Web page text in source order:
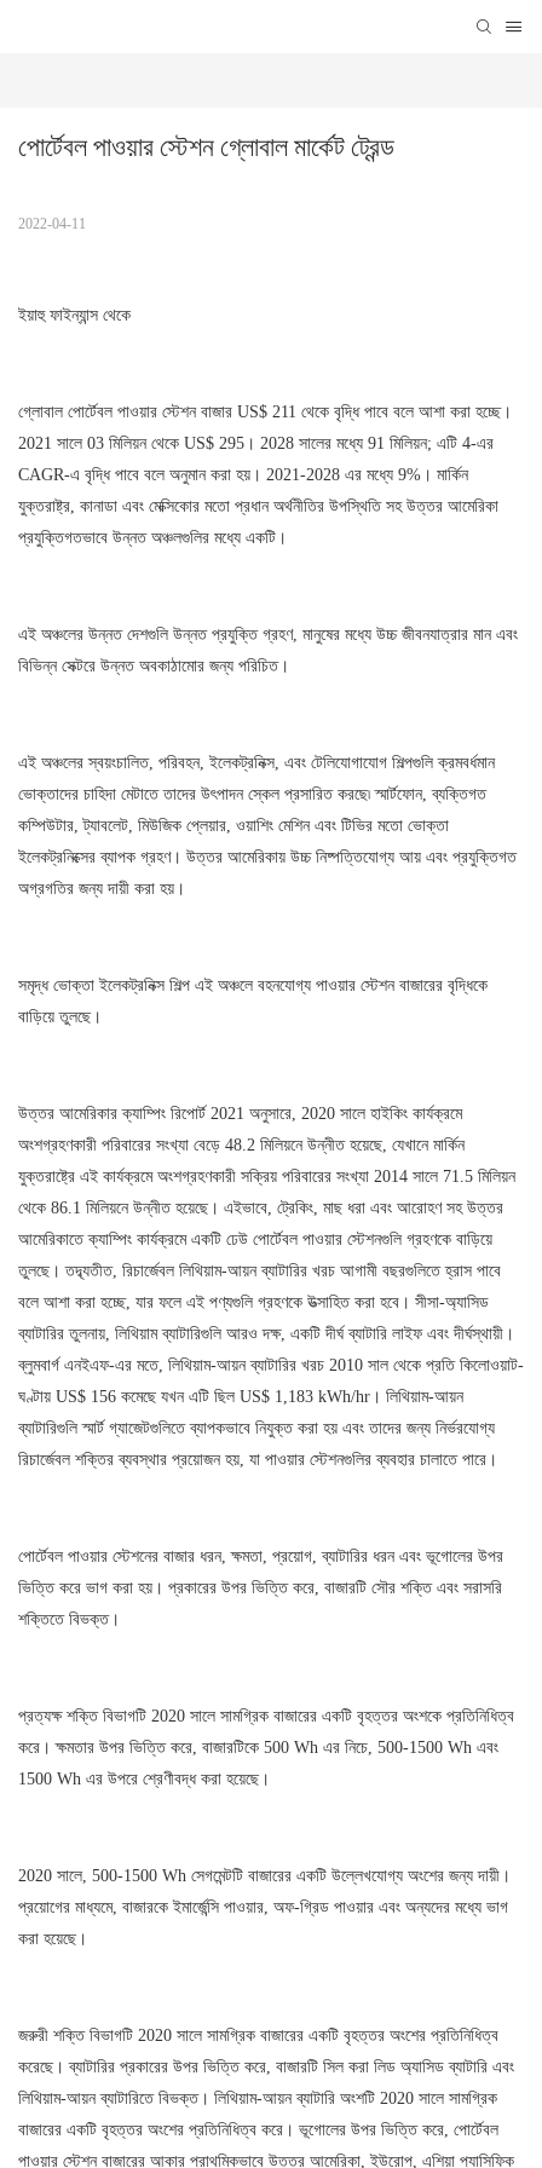
পোর্টেবল পাওয়ার স্টেশন গ্লোবাল মার্কেট ট্রেন্ড
2022-04-11
ইয়াহু ফাইন্যান্স থেকে
গ্লোবাল পোর্টেবল পাওয়ার স্টেশন বাজার US$ 211 থেকে বৃদ্ধি পাবে বলে আশা করা হচ্ছে।
2021 সালে 03 মিলিয়ন থেকে US$ 295। 2028 সালের মধ্যে 91 মিলিয়ন; এটি 4-এর
CAGR-এ বৃদ্ধি পাবে বলে অনুমান করা হয়। 2021-2028 এর মধ্যে 9%। মার্কিন
যুক্তরাষ্ট্র, কানাডা এবং মেক্সিকোর মতো প্রধান অর্থনীতির উপস্থিতি সহ উত্তর আমেরিকা
প্রযুক্তিগতভাবে উন্নত অঞ্চলগুলির মধ্যে একটি।
এই অঞ্চলের উন্নত দেশগুলি উন্নত প্রযুক্তি গ্রহণ, মানুষের মধ্যে উচ্চ জীবনযাত্রার মান এবং
বিভিন্ন সেক্টরে উন্নত অবকাঠামোর জন্য পরিচিত।
এই অঞ্চলের স্বয়ংচালিত, পরিবহন, ইলেকট্রনিক্স, এবং টেলিযোগাযোগ শিল্পগুলি ক্রমবর্ধমান
ভোক্তাদের চাহিদা মেটাতে তাদের উৎপাদন স্কেল প্রসারিত করছে৷ স্মার্টফোন, ব্যক্তিগত
কম্পিউটার, ট্যাবলেট, মিউজিক প্লেয়ার, ওয়াশিং মেশিন এবং টিভির মতো ভোক্তা
ইলেকট্রনিক্সের ব্যাপক গ্রহণ। উত্তর আমেরিকায় উচ্চ নিষ্পত্তিযোগ্য আয় এবং প্রযুক্তিগত
অগ্রগতির জন্য দায়ী করা হয়।
সমৃদ্ধ ভোক্তা ইলেকট্রনিক্স শিল্প এই অঞ্চলে বহনযোগ্য পাওয়ার স্টেশন বাজারের বৃদ্ধিকে
বাড়িয়ে তুলছে।
উত্তর আমেরিকার ক্যাম্পিং রিপোর্ট 2021 অনুসারে, 2020 সালে হাইকিং কার্যক্রমে
অংশগ্রহণকারী পরিবারের সংখ্যা বেড়ে 48.2 মিলিয়নে উন্নীত হয়েছে, যেখানে মার্কিন
যুক্তরাষ্ট্রে এই কার্যক্রমে অংশগ্রহণকারী সক্রিয় পরিবারের সংখ্যা 2014 সালে 71.5 মিলিয়ন
থেকে 86.1 মিলিয়নে উন্নীত হয়েছে। এইভাবে, ট্রেকিং, মাছ ধরা এবং আরোহণ সহ উত্তর
আমেরিকাতে ক্যাম্পিং কার্যক্রমে একটি ঢেউ পোর্টেবল পাওয়ার স্টেশনগুলি গ্রহণকে বাড়িয়ে
তুলছে। তদ্ব্যতীত, রিচার্জেবল লিথিয়াম-আয়ন ব্যাটারির খরচ আগামী বছরগুলিতে হ্রাস পাবে
বলে আশা করা হচ্ছে, যার ফলে এই পণ্যগুলি গ্রহণকে উত্সাহিত করা হবে। সীসা-অ্যাসিড
ব্যাটারির তুলনায়, লিথিয়াম ব্যাটারিগুলি আরও দক্ষ, একটি দীর্ঘ ব্যাটারি লাইফ এবং দীর্ঘস্থায়ী।
ব্লুমবার্গ এনইএফ-এর মতে, লিথিয়াম-আয়ন ব্যাটারির খরচ 2010 সাল থেকে প্রতি কিলোওয়াট-
ঘণ্টায় US$ 156 কমেছে যখন এটি ছিল US$ 1,183 kWh/hr। লিথিয়াম-আয়ন
ব্যাটারিগুলি স্মার্ট গ্যাজেটগুলিতে ব্যাপকভাবে নিযুক্ত করা হয় এবং তাদের জন্য নির্ভরযোগ্য
রিচার্জেবল শক্তির ব্যবস্থার প্রয়োজন হয়, যা পাওয়ার স্টেশনগুলির ব্যবহার চালাতে পারে।
পোর্টেবল পাওয়ার স্টেশনের বাজার ধরন, ক্ষমতা, প্রয়োগ, ব্যাটারির ধরন এবং ভূগোলের উপর
ভিত্তি করে ভাগ করা হয়। প্রকারের উপর ভিত্তি করে, বাজারটি সৌর শক্তি এবং সরাসরি
শক্তিতে বিভক্ত।
প্রত্যক্ষ শক্তি বিভাগটি 2020 সালে সামগ্রিক বাজারের একটি বৃহত্তর অংশকে প্রতিনিধিত্ব
করে। ক্ষমতার উপর ভিত্তি করে, বাজারটিকে 500 Wh এর নিচে, 500-1500 Wh এবং
1500 Wh এর উপরে শ্রেণীবদ্ধ করা হয়েছে।
2020 সালে, 500-1500 Wh সেগমেন্টটি বাজারের একটি উল্লেখযোগ্য অংশের জন্য দায়ী।
প্রয়োগের মাধ্যমে, বাজারকে ইমার্জেন্সি পাওয়ার, অফ-গ্রিড পাওয়ার এবং অন্যদের মধ্যে ভাগ
করা হয়েছে।
জরুরী শক্তি বিভাগটি 2020 সালে সামগ্রিক বাজারের একটি বৃহত্তর অংশের প্রতিনিধিত্ব
করেছে। ব্যাটারির প্রকারের উপর ভিত্তি করে, বাজারটি সিল করা লিড অ্যাসিড ব্যাটারি এবং
লিথিয়াম-আয়ন ব্যাটারিতে বিভক্ত। লিথিয়াম-আয়ন ব্যাটারি অংশটি 2020 সালে সামগ্রিক
বাজারের একটি বৃহত্তর অংশের প্রতিনিধিত্ব করে। ভূগোলের উপর ভিত্তি করে, পোর্টেবল
পাওয়ার স্টেশন বাজারের আকার প্রাথমিকভাবে উত্তর আমেরিকা, ইউরোপ, এশিয়া প্যাসিফিক